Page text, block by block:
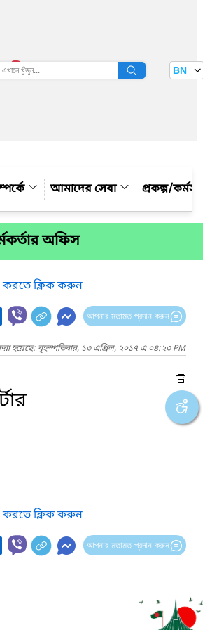
তথ্য বাতায়ন BN
আমাদের সেবা প্রকল্প/
অফিস
করতে ক্লিক করুন
আপনার মতামত প্রদান করুন
হয়েছে: বৃহস্পতিবার, ১৩ এপ্রিল, ২০১৭ এ ০৪:২৩ PM
করতে ক্লিক করুন
আপনার মতামত প্রদান করুন